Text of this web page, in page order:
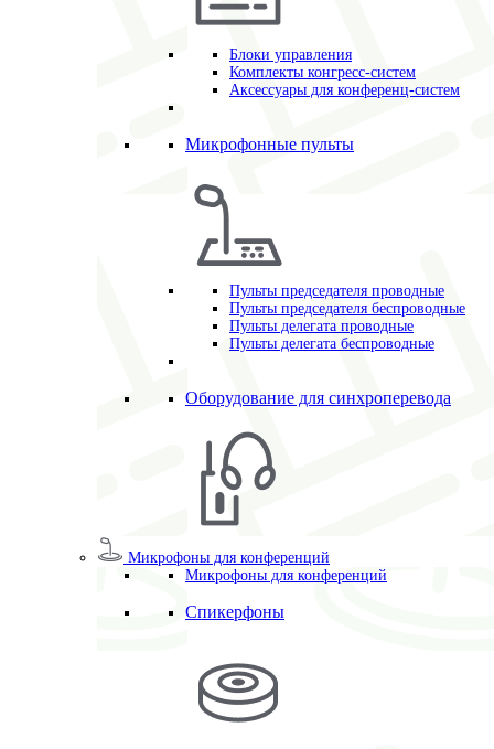
Блоки управления
Комплекты конгресс-систем
Аксессуары для конференц-систем
Микрофонные пульты
Пульты председателя проводные
Пульты председателя беспроводные
Пульты делегата проводные
Пульты делегата беспроводные
Оборудование для синхроперевода
Микрофоны для конференций
Микрофоны для конференций
Спикерфоны